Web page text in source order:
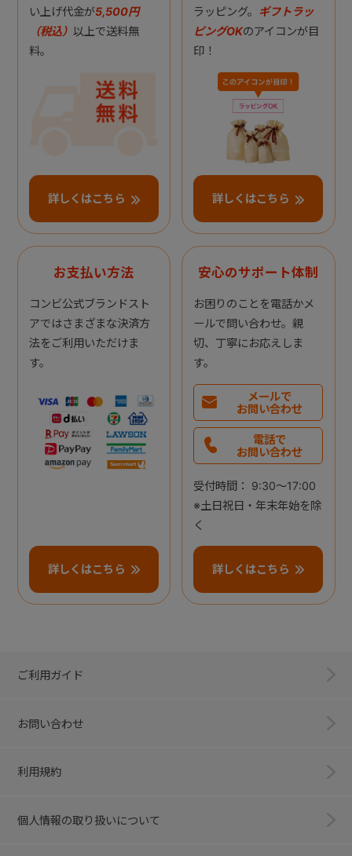
い上げ代金が5,500円
（税込） 以上で送料無
料。
詳しくはこちら
ラッピング。 ギフトラッ
ピングOKのアイコンが目
印！
詳しくはこちら
お支払い方法
コンビ公式ブランドスト
アではさまざまな決済方
法をご利用いただけま
す。
詳しくはこちら
安心のサポート体制
お困りのことを電話かメ
ールで問い合わせ。親
切、丁寧にお応えしま
す。
メールで
お問い合わせ
電話で
お問い合わせ
受付時間： 9:30～17:00
※土日祝日・年末年始を除
く
詳しくはこちら
ご利用ガイド
お問い合わせ
利用規約
個人情報の取り扱いについて